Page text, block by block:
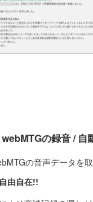
の録音 / 自
の音声データを
由自在!!